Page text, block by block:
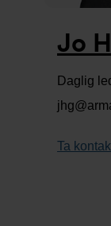
Jo
Daglig
Ta